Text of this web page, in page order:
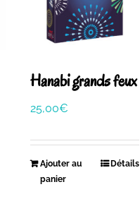
Hanabi grands feux
25,00€
Ajouter au
panier
Détails